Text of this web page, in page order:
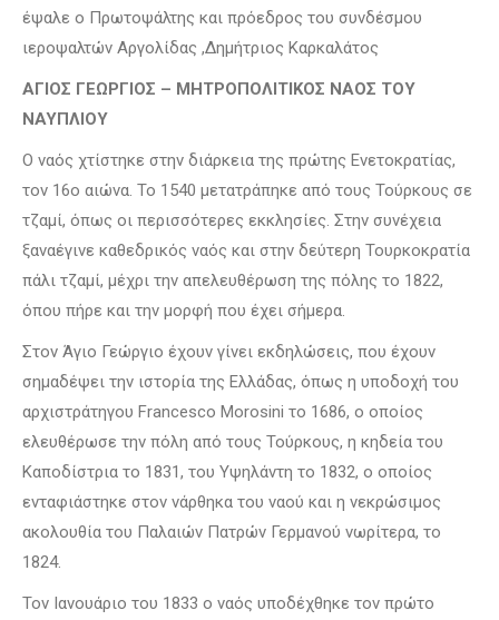
έψαλε ο Πρωτοψάλτης και πρόεδρος του συνδέσμου
ιεροψαλτών Αργολίδας ,Δημήτριος Καρκαλάτος
ΑΓΙΟΣ ΓΕΩΡΓΙΟΣ – ΜΗΤΡΟΠΟΛΙΤΙΚΟΣ ΝΑΟΣ ΤΟΥ
ΝΑΥΠΛΙΟΥ
Ο ναός χτίστηκε στην διάρκεια της πρώτης Ενετοκρατίας,
τον 16ο αιώνα. Το 1540 μετατράπηκε από τους Τούρκους σε
τζαμί, όπως οι περισσότερες εκκλησίες. Στην συνέχεια
ξαναέγινε καθεδρικός ναός και στην δεύτερη Τουρκοκρατία
πάλι τζαμί, μέχρι την απελευθέρωση της πόλης το 1822,
όπου πήρε και την μορφή που έχει σήμερα.
Στον Άγιο Γεώργιο έχουν γίνει εκδηλώσεις, που έχουν
σημαδέψει την ιστορία της Ελλάδας, όπως η υποδοχή του
αρχιστράτηγου Francesco Morosini το 1686, ο οποίος
ελευθέρωσε την πόλη από τους Τούρκους, η κηδεία του
Καποδίστρια το 1831, του Υψηλάντη το 1832, ο οποίος
ενταφιάστηκε στον νάρθηκα του ναού και η νεκρώσιμος
ακολουθία του Παλαιών Πατρών Γερμανού νωρίτερα, το
1824.
Τον Ιανουάριο του 1833 ο ναός υποδέχθηκε τον πρώτο